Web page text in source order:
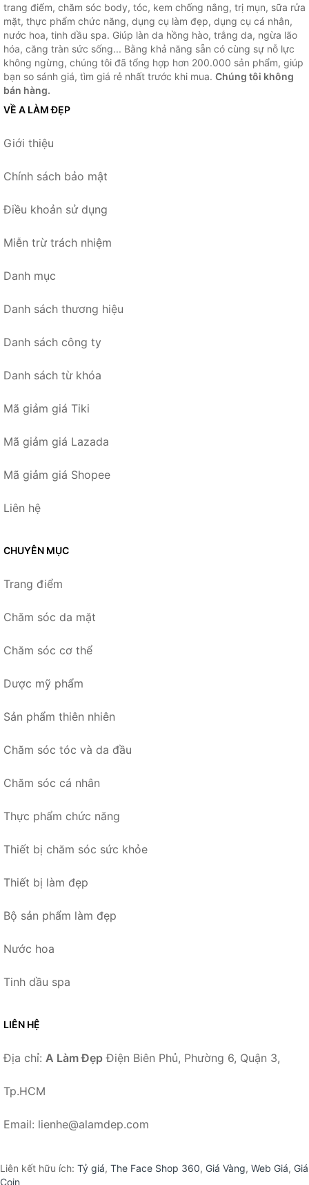
trang điểm, chăm sóc body, tóc, kem chống nắng, trị mụn, sữa rửa
mặt, thực phẩm chức năng, dụng cụ làm đẹp, dụng cụ cá nhân,
nước hoa, tinh dầu spa. Giúp làn da hồng hào, trắng da, ngừa lão
hóa, căng tràn sức sống... Bằng khả năng sẵn có cùng sự nỗ lực
không ngừng, chúng tôi đã tổng hợp hơn 200.000 sản phẩm, giúp
bạn so sánh giá, tìm giá rẻ nhất trước khi mua. Chúng tôi không
bán hàng.
VỀ A LÀM ĐẸP
Giới thiệu
Chính sách bảo mật
Điều khoản sử dụng
Miễn trừ trách nhiệm
Danh mục
Danh sách thương hiệu
Danh sách công ty
Danh sách từ khóa
Mã giảm giá Tiki
Mã giảm giá Lazada
Mã giảm giá Shopee
Liên hệ
CHUYÊN MỤC
Trang điểm
Chăm sóc da mặt
Chăm sóc cơ thể
Dược mỹ phẩm
Sản phẩm thiên nhiên
Chăm sóc tóc và da đầu
Chăm sóc cá nhân
Thực phẩm chức năng
Thiết bị chăm sóc sức khỏe
Thiết bị làm đẹp
Bộ sản phẩm làm đẹp
Nước hoa
Tinh dầu spa
LIÊN HỆ
Địa chỉ: A Làm Đẹp Điện Biên Phủ, Phường 6, Quận 3,
Tp.HCM
Email: lienhe@alamdep.com
Liên kết hữu ích: Tỷ giá, The Face Shop 360, Giá Vàng, Web Giá, Giá
Coin